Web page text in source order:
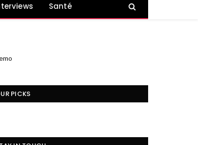
Santé
PICKS